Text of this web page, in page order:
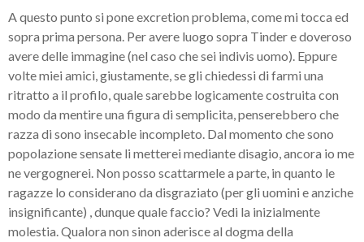
A questo punto si pone excretion problema, come mi tocca ed
sopra prima persona. Per avere luogo sopra Tinder e doveroso
avere delle immagine (nel caso che sei indivis uomo). Eppure
volte miei amici, giustamente, se gli chiedessi di farmi una
ritratto a il profilo, quale sarebbe logicamente costruita con
modo da mentire una figura di semplicita, penserebbero che
razza di sono insecable incompleto. Dal momento che sono
popolazione sensate li metterei mediante disagio, ancora io me
ne vergognerei. Non posso scattarmele a parte, in quanto le
ragazze lo considerano da disgraziato (per gli uomini e anziche
insignificante) , dunque quale faccio? Vedi la inizialmente
molestia. Qualora non sinon aderisce al dogma della